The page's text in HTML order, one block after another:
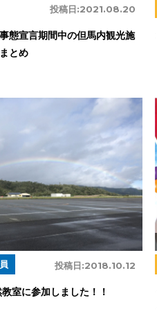
投稿日:2021.08.20
事態宣言期間中の但馬内観光施
とめ
投稿日:2018.10.12
室に参加しました！！